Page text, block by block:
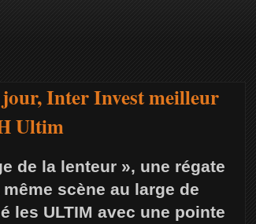
Inter Invest meilleur
Ultim
de la lenteur », une régate
scène au large de
les ULTIM avec une pointe